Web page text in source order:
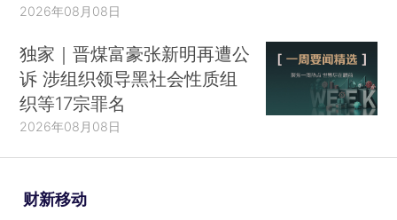
2026年08月08日
独家｜晋煤富豪张新明再遭公
诉 涉组织领导黑社会性质组
织等17宗罪名
2026年08月08日
财新移动